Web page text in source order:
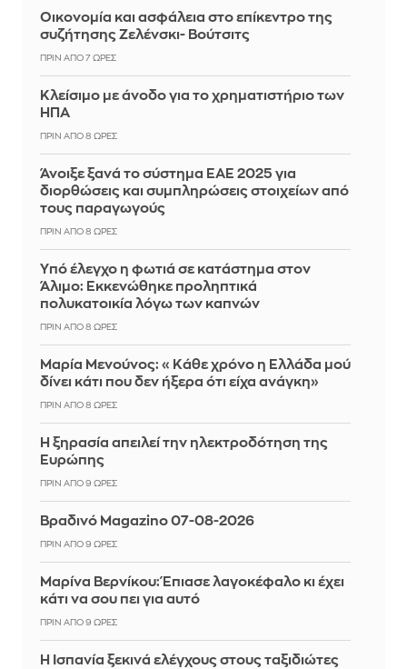
Οικονομία και ασφάλεια στο επίκεντρο της
συζήτησης Ζελένσκι- Βούτσιτς
ΠΡΙΝ ΑΠΌ 7 ΏΡΕΣ
Κλείσιμο με άνοδο για το χρηματιστήριο των
ΗΠΑ
ΠΡΙΝ ΑΠΌ 8 ΏΡΕΣ
Άνοιξε ξανά το σύστημα ΕΑΕ 2025 για
διορθώσεις και συμπληρώσεις στοιχείων από
τους παραγωγούς
ΠΡΙΝ ΑΠΌ 8 ΏΡΕΣ
Yπό έλεγχο η φωτιά σε κατάστημα στον
Άλιμο: Εκκενώθηκε προληπτικά
πολυκατοικία λόγω των καπνών
ΠΡΙΝ ΑΠΌ 8 ΏΡΕΣ
Μαρία Μενούνος: «Κάθε χρόνο η Ελλάδα μού
δίνει κάτι που δεν ήξερα ότι είχα ανάγκη»
ΠΡΙΝ ΑΠΌ 8 ΏΡΕΣ
Η ξηρασία απειλεί την ηλεκτροδότηση της
Ευρώπης
ΠΡΙΝ ΑΠΌ 9 ΏΡΕΣ
Βραδινό Magazino 07-08-2026
ΠΡΙΝ ΑΠΌ 9 ΏΡΕΣ
Μαρίνα Βερνίκου: Έπιασε λαγοκέφαλο κι έχει
κάτι να σου πει για αυτό
ΠΡΙΝ ΑΠΌ 9 ΏΡΕΣ
Η Ισπανία ξεκινά ελέγχους στους ταξιδιώτες